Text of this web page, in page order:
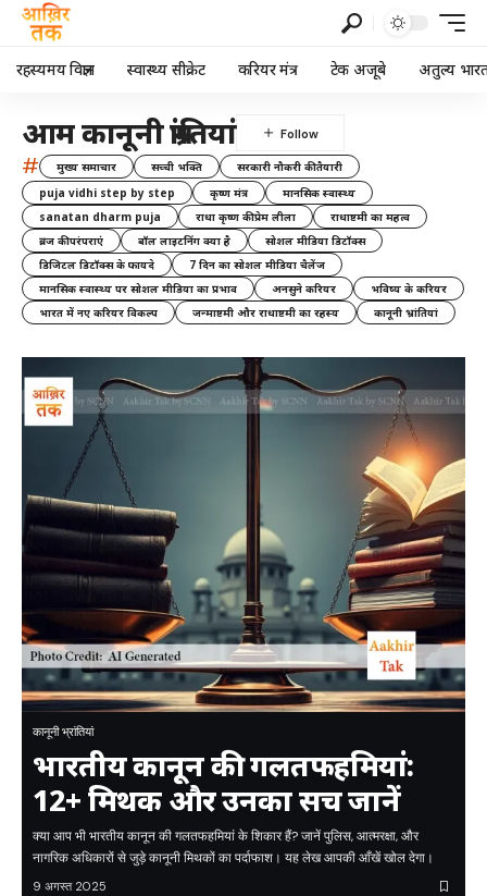
रहस्यमय विज्ञान स्वास्थ्य सीक्रेट करियर मंत्र टेक अजूबे अतुल्य
आम कानूनी भ्रांतियां
# मुख्य समाचार सच्ची भक्ति
सरकारी नौकरी की तैयारी
puja vidhi step by step
कृष्ण मंत्र
मानसिक स्वास्थ्य
sanatan dharm puja
राधा कृष्ण की प्रेम लीला
राधाष्टमी का महत्व
ब्रज की परंपराएं
बॉल लाइटनिंग क्या है
सोशल मीडिया डिटॉक्स
डिजिटल डिटॉक्स के फायदे
7 दिन का सोशल मीडिया चैलेंज
मानसिक स्वास्थ्य पर सोशल मीडिया का प्रभाव
अनसुने करियर
भविष्य के करियर
भारत में नए करियर विकल्प
जन्माष्टमी और राधाष्टमी का रहस्य कानूनी भ्रांतियां
कानूनी भ्रांतियां
भारतीय कानून की गलतफहमियां:
12+ मिथक और उनका सच जानें
क्या आप भी भारतीय कानून की गलतफहमियां के शिकार हैं? जानें पुलिस, आत्मरक्षा, और
नागरिक अधिकारों से जुड़े कानूनी मिथकों का पर्दाफाश। यह लेख आपकी आँखें खोल देगा।
9 अगस्त 2025